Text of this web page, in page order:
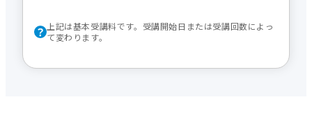
上記は基本受講料です。受講開始日または受講回数によっ
て変わります。